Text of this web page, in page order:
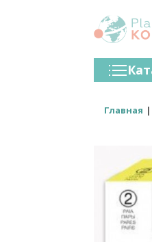
Колготки
Чулки
Нижнее
Носки И
Для
Для
Главная